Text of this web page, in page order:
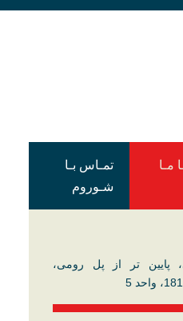
مـا
تمـاس بـا
شـوروم
پایین تر از پل رومی،